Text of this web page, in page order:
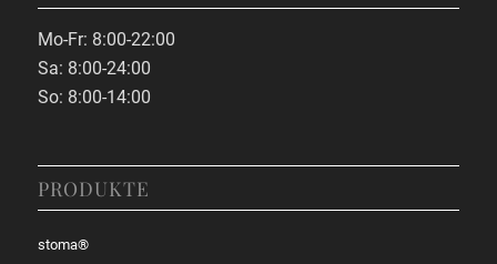
Mo-Fr: 8:00-22:00
Sa: 8:00-24:00
So: 8:00-14:00
PRODUKTE
stoma®